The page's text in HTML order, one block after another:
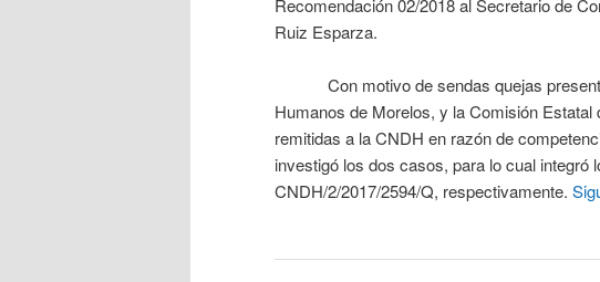
Ruiz Esparza.
Con motivo de sendas quejas
Humanos de Morelos, y la Comisión
remitidas a la CNDH en razón de
investigó los dos casos, para lo cual
CNDH/2/2017/2594/Q, respectivamente.